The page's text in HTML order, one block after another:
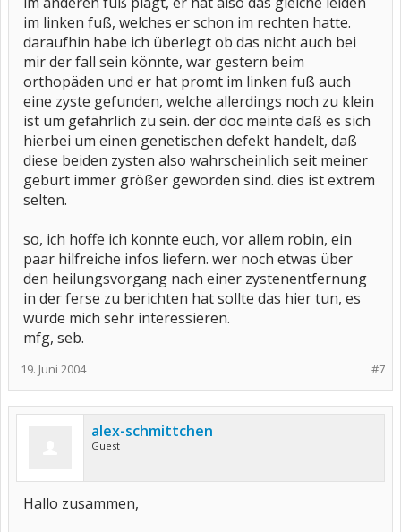
im linken fuß, welches er schon im rechten hatte.
daraufhin habe ich überlegt ob das nicht auch bei
mir der fall sein könnte, war gestern beim
orthopäden und er hat promt im linken fuß auch
eine zyste gefunden, welche allerdings noch zu klein
ist um gefährlich zu sein. der doc meinte daß es sich
hierbei um einen genetischen defekt handelt, daß
diese beiden zysten also wahrscheinlich seit meiner
geburt immer größer geworden sind. dies ist extrem
selten.
so, ich hoffe ich konnte euch, vor allem robin, ein
paar hilfreiche infos liefern. wer noch etwas über
den heilungsvorgang nach einer zystenentfernung
in der ferse zu berichten hat sollte das hier tun, es
würde mich sehr interessieren.
mfg, seb.
#7
19. Juni 2004
alex-schmittchen
Guest
Hallo zusammen,